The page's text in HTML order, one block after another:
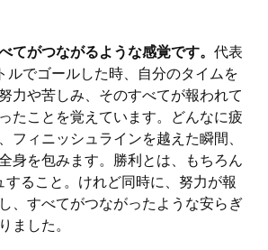
てがつながるような感覚です。 代表
ルでゴールした時、自分のタイムを
力や苦しみ、そのすべてが報われて
たことを覚えています。どんなに疲
フィニッシュラインを越えた瞬間、
身を包みます。勝利とは、もちろん
すること。けれど同時に、努力が報
、すべてがつながったような安らぎ
ました。